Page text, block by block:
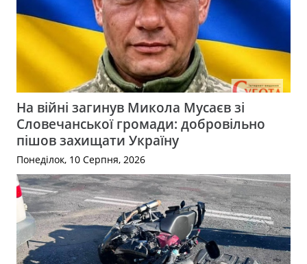
На війні загинув Микола Мусаєв зі
Словечанської громади: добровільно
пішов захищати Україну
Понеділок, 10 Серпня, 2026